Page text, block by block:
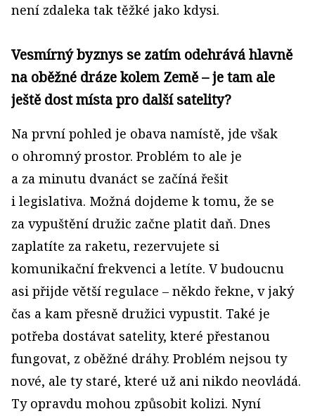
není zdaleka tak těžké jako kdysi.
Vesmírný byznys se zatím odehrává hlavně
na oběžné dráze kolem Země – je tam ale
ještě dost místa pro další satelity?
Na první pohled je obava namístě, jde však
o ohromný prostor. Problém to ale je
a za minutu dvanáct se začíná řešit
i legislativa. Možná dojdeme k tomu, že se
za vypuštění družic začne platit daň. Dnes
zaplatíte za raketu, rezervujete si
komunikační frekvenci a letíte. V budoucnu
asi přijde větší regulace – někdo řekne, v jaký
čas a kam přesně družici vypustit. Také je
potřeba dostávat satelity, které přestanou
fungovat, z oběžné dráhy. Problém nejsou ty
nové, ale ty staré, které už ani nikdo neovládá.
Ty opravdu mohou způsobit kolizi. Nyní